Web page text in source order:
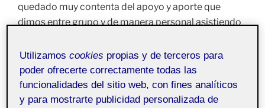
quedado muy contenta del apoyo y aporte que
dimos entre grupo y de manera personal asistiendo
diseño y creación del proyecto para una posterior
fabricación.
Utilizamoscookies propias y de terceros para
poder ofrecerte correctamente todas las
funcionalidades del sitio web, con fines analíticos
y para mostrarte publicidad personalizada de